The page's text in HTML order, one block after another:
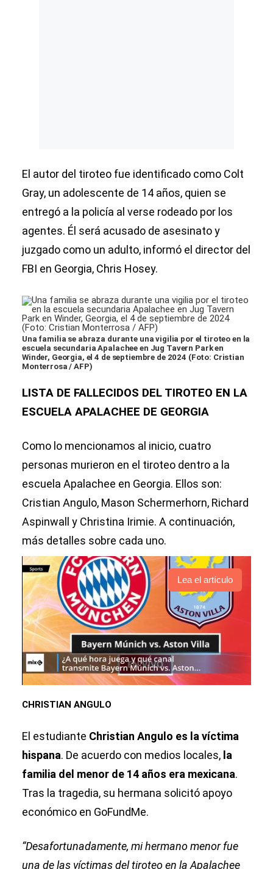
El autor del tiroteo fue identificado como Colt
Gray, un adolescente de 14 años, quien se
entregó a la policía al verse rodeado por los
agentes. Él será acusado de asesinato y
juzgado como un adulto, informó el director del
FBI en Georgia, Chris Hosey.
Una familia se abraza durante una vigilia por el tiroteo en la
escuela secundaria Apalachee en Jug Tavern Park en
Winder, Georgia, el 4 de septiembre de 2024 (Foto: Cristian
Monterrosa / AFP)
LISTA DE FALLECIDOS DEL TIROTEO EN LA
ESCUELA APALACHEE DE GEORGIA
Como lo mencionamos al inicio, cuatro
personas murieron en el tiroteo dentro a la
escuela Apalachee en Georgia. Ellos son:
Cristian Angulo, Mason Schermerhorn, Richard
Aspinwall y Christina Irimie. A continuación,
más detalles sobre cada uno.
Lea el artículo
CHRISTIAN ANGULO
El estudiante Christian Angulo es la víctima
hispana. De acuerdo con medios locales, la
familia del menor de 14 años era mexicana.
Tras la tragedia, su hermana solicitó apoyo
económico en GoFundMe.
“Desafortunadamente, mi hermano menor fue
una de las víctimas del tiroteo en la Apalachee